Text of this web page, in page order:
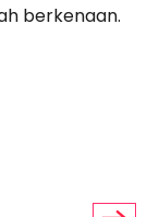
berkenaan.